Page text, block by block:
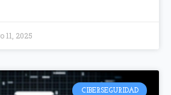
11, 2025
CIBERSEGURIDAD